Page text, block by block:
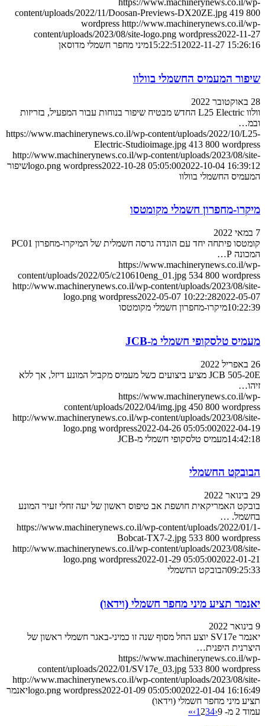
https://www.machinerynews.co.il/wp-
content/uploads/2022/11/Doosan-Previews-DX20ZE.jpg 419 800
wordpress http://www.machinerynews.co.il/wp-
content/uploads/2023/08/site-logo.png wordpress2022-11-27
15:22:51 2022-11-27 15:26:16 מיני מחפר חשמלי מדוסאן
שיפור המעמיס החשמלי בוולוו
28 באוקטובר 2022
וולוו L25 Electric החדש מבטיח שיפור בנוחות עבור המפעיל, בזריזות
ובמ…
https://www.machinerynews.co.il/wp-content/uploads/2022/10/L25-
Electric-Studioimage.jpg 413 800 wordpress
http://www.machinerynews.co.il/wp-content/uploads/2023/08/site-
logo.png wordpress2022-10-28 05:05:002022-10-04 16:39:12
שיפור
המעמיס החשמלי בוולוו
מיקרו-מחפרון חשמלי מקומטסו
7 במאי 2022
קומטסו פיתחה יחד עם הונדה גרסה חשמלית של המיקרו-מחפרון PC01
המכונה P…
https://www.machinerynews.co.il/wp-
content/uploads/2022/05/c210610eng_01.jpg 534 800 wordpress
http://www.machinerynews.co.il/wp-content/uploads/2023/08/site-
logo.png wordpress2022-05-07 10:22:282022-05-07
10:22:39מיקרו-מחפרון חשמלי מקומטסו
מעמיס טלסקופי חשמלי מ-JCB
26 באפריל 2022
JCB 505-20E מציע ביצועים כשל מעמיס מקביל המונע דיזל, אך ללא
זיהו…
https://www.machinerynews.co.il/wp-
content/uploads/2022/04/img.jpg 450 800 wordpress
http://www.machinerynews.co.il/wp-content/uploads/2023/08/site-
logo.png wordpress2022-04-26 05:05:002022-04-19
14:42:18מעמיס טלסקופי חשמלי מ-JCB
הבובקט החשמלי
29 בינואר 2022
בובקט האמריקאית חושפת אב טיפוס ראשון של יעה זחלי זעיר המונע
בחשמל. …
https://www.machinerynews.co.il/wp-content/uploads/2022/01/1-
Bobcat-TX7-2.jpg 533 800 wordpress
http://www.machinerynews.co.il/wp-content/uploads/2023/08/site-
logo.png wordpress2022-01-29 05:05:002022-01-21
09:25:33הבובקט החשמלי
יאנמר תציע מיני מחפר חשמלי (וידאו)
9 בינואר 2022
יאנמר SV17e יוצע החל מסוף שנה זו כמיני-באגר חשמלי ראשון של
היצרנית היפנית…
https://www.machinerynews.co.il/wp-
content/uploads/2022/01/SV17e_03.jpg 533 800 wordpress
http://www.machinerynews.co.il/wp-content/uploads/2023/08/site-
logo.png wordpress2022-01-09 05:05:002022-01-04 16:16:49
יאנמר
תציע מיני מחפר חשמלי (וידאו)
עמוד 2 מ- 9
‹
1 234
›
»